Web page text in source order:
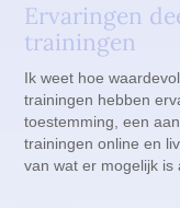
Ervaringen
trainingen
Ik weet hoe
trainingen hebben
toestemming, een
trainingen online en
van wat er mogelijk is